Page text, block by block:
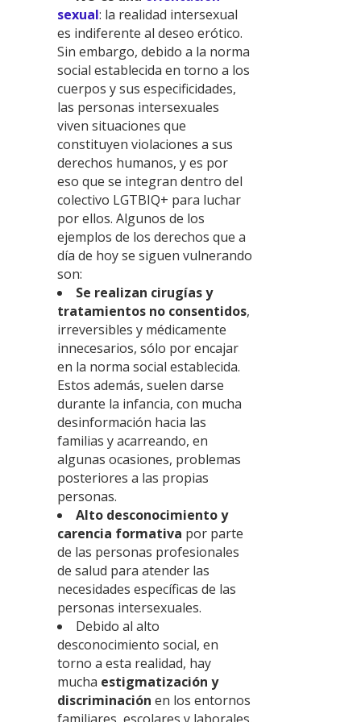
sexual: la realidad intersexual
es indiferente al deseo erótico.
Sin embargo, debido a la norma
social establecida en torno a los
cuerpos y sus especificidades,
las personas intersexuales
viven situaciones que
constituyen violaciones a sus
derechos humanos, y es por
eso que se integran dentro del
colectivo LGTBIQ+ para luchar
por ellos. Algunos de los
ejemplos de los derechos que a
día de hoy se siguen vulnerando
son:
Se realizan cirugías y
tratamientos no consentidos,
irreversibles y médicamente
innecesarios, sólo por encajar
en la norma social establecida.
Estos además, suelen darse
durante la infancia, con mucha
desinformación hacia las
familias y acarreando, en
algunas ocasiones, problemas
posteriores a las propias
personas.
Alto desconocimiento y
carencia formativa por parte
de las personas profesionales
de salud para atender las
necesidades específicas de las
personas intersexuales.
Debido al alto
desconocimiento social, en
torno a esta realidad, hay
mucha estigmatización y
discriminación en los entornos